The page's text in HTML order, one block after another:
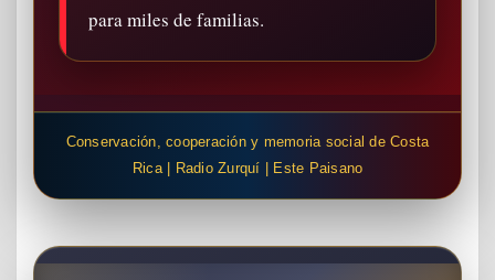
para miles de familias.
Conservación, cooperación y memoria social de Costa
Rica | Radio Zurquí | Este Paisano